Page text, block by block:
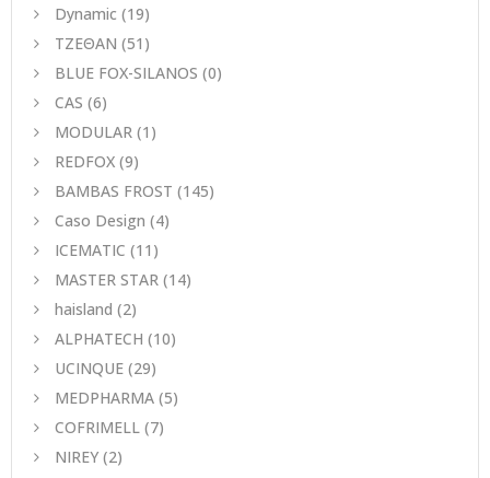
Dynamic (19)
ΤΖΕΘΑΝ (51)
BLUE FOX-SILANOS (0)
CAS (6)
MODULAR (1)
REDFOX (9)
BAMBAS FROST (145)
Caso Design (4)
ICEMATIC (11)
MASTER STAR (14)
haisland (2)
ALPHATECH (10)
UCINQUE (29)
MEDPHARMA (5)
COFRIMELL (7)
NIREY (2)